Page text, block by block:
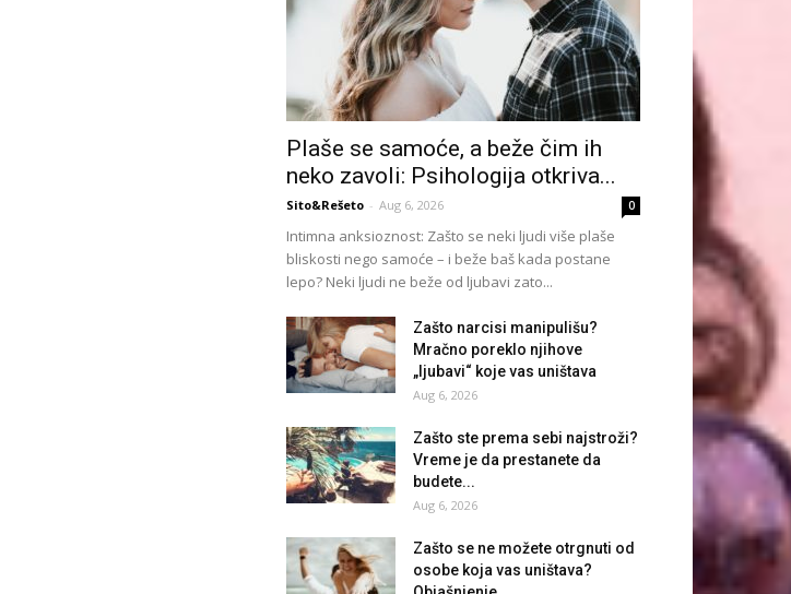
Plaše se samoće, a beže čim ih
neko zavoli: Psihologija otkriva...
Sito&Rešeto - Aug 6, 2026 0
Intimna anksioznost: Zašto se neki ljudi više plaše
bliskosti nego samoće – i beže baš kada postane
lepo? Neki ljudi ne beže od ljubavi zato...
Zašto narcisi manipulišu?
Mračno poreklo njihove
„ljubavi“ koje vas uništava
Aug 6, 2026
Zašto ste prema sebi najstroži?
Vreme je da prestanete da
budete...
Aug 6, 2026
Zašto se ne možete otrgnuti od
osobe koja vas uništava?